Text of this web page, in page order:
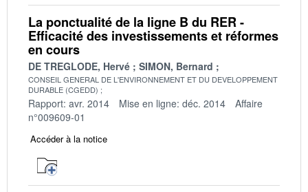
La ponctualité de la ligne B du RER -
Efficacité des investissements et réformes
en cours
DE TREGLODE, Hervé SIMON, Bernard
CONSEIL GENERAL DE L'ENVIRONNEMENT ET DU DEVELOPPEMENT
DURABLE (CGEDD)
Rapport: avr. 2014 Mise en ligne: déc. 2014
Affaire
n°009609-01
Accéder à la notice